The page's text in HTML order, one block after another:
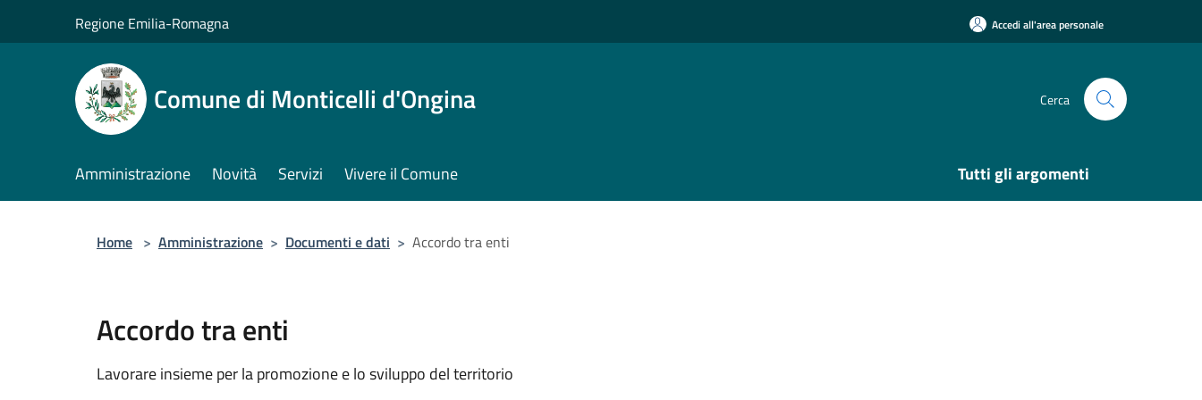
Regione Emilia-Romagna Accedi all'area personale
Comune di Monticelli d'Ongina Cerca
Amministrazione Novità Servizi Vivere il Comune Tutti gli argomenti
Home > Amministrazione > Documenti e dati > Accordo tra enti
Accordo tra enti
Lavorare insieme per la promozione e lo sviluppo del territorio